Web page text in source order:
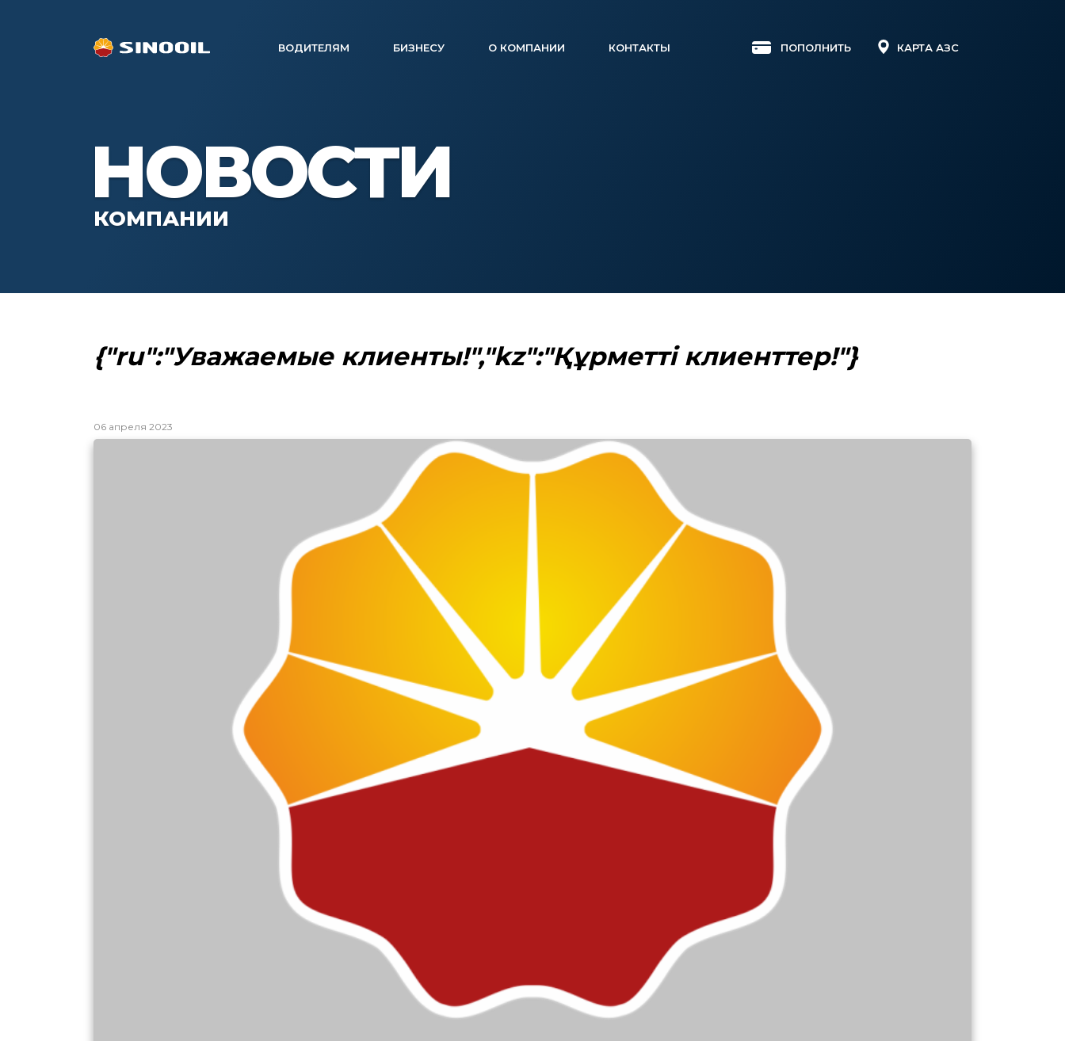
ВОДИТЕЛЯМ БИЗНЕСУ О КОМПАНИИ КОНТАКТЫ ПОПОЛНИТЬ КАРТА АЗС
НОВОСТИ
КОМПАНИИ
{"ru":"Уважаемые клиенты!","kz":"Құрметті клиенттер!"}
06 апреля 2023